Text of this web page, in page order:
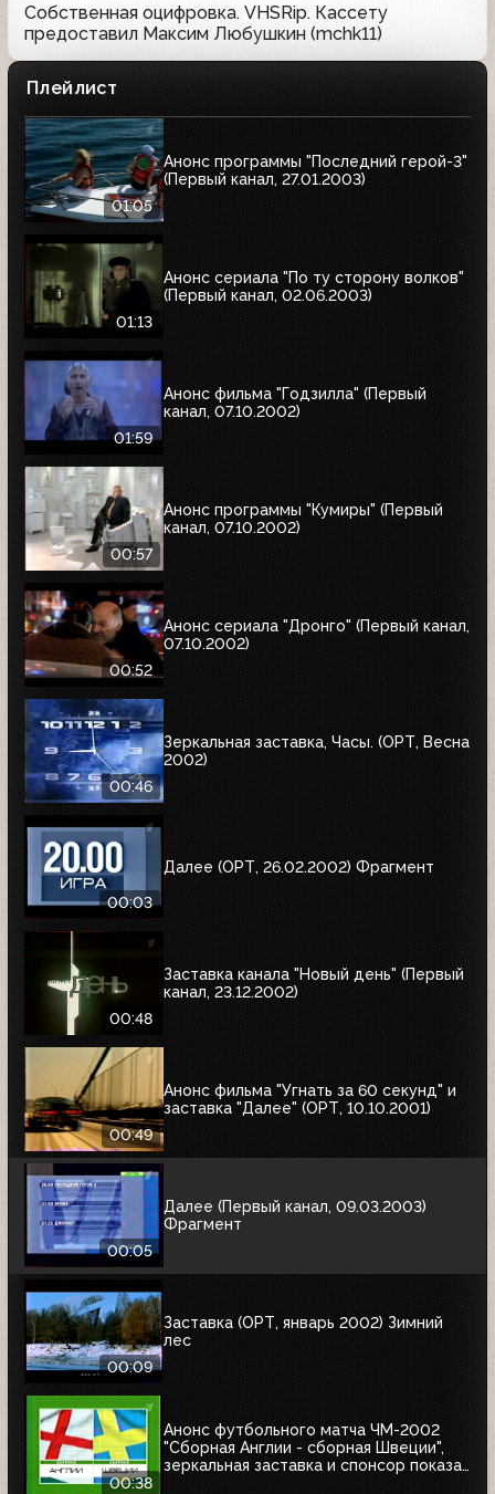
Собственная оцифровка. VHSRip. Кассету
предоставил Максим Любушкин (mchk11)
Плейлист
01:05
Анонс программы "Последний герой-3"
(Первый канал, 27.01.2003)
01:13
Анонс сериала "По ту сторону волков"
(Первый канал, 02.06.2003)
01:59
Анонс фильма "Годзилла" (Первый
канал, 07.10.2002)
00:57
Анонс программы "Кумиры" (Первый
канал, 07.10.2002)
00:52
Анонс сериала "Дронго" (Первый канал,
07.10.2002)
00:46
Зеркальная заставка, Часы. (ОРТ, Весна
2002)
00:03
Далее (ОРТ, 26.02.2002) Фрагмент
00:48
Заставка канала "Новый день" (Первый
канал, 23.12.2002)
00:49
Анонс фильма "Угнать за 60 секунд" и
заставка "Далее" (ОРТ, 10.10.2001)
00:05
Далее (Первый канал, 09.03.2003)
Фрагмент
00:09
Заставка (ОРТ, январь 2002) Зимний
лес
00:38
Анонс футбольного матча ЧМ-2002
"Сборная Англии - сборная Швеции",
зеркальная заставка и спонсор показа